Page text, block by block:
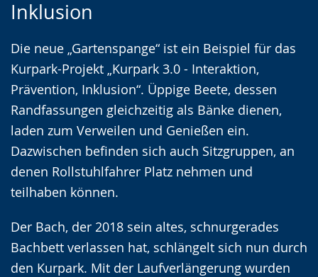
Inklusion
Die neue „Gartenspange“ ist ein Beispiel für das
Kurpark-Projekt „Kurpark 3.0 - Interaktion,
Prävention, Inklusion“. Üppige Beete, dessen
Randfassungen gleichzeitig als Bänke dienen,
laden zum Verweilen und Genießen ein.
Dazwischen befinden sich auch Sitzgruppen, an
denen Rollstuhlfahrer Platz nehmen und
teilhaben können.
Der Bach, der 2018 sein altes, schnurgerades
Bachbett verlassen hat, schlängelt sich nun durch
den Kurpark. Mit der Laufverlängerung wurden
wechseln.
Deutscher
wird
angezeigt.